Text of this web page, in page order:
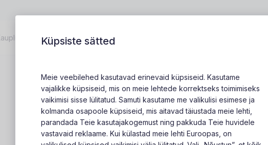
MaciPadiPhone WatchAirPods
Küpsiste sätted
Meie veebilehed kasutavad erinevaid küpsiseid. Kasutame
vajalikke küpsiseid, mis on meie lehtede korrektseks toimimiseks
vaikimisi sisse lülitatud. Samuti kasutame me valikulisi esimese ja
kolmanda osapoole küpsiseid, mis aitavad täiustada meie lehti,
parandada Teie kasutajakogemust ning pakkuda Teie huvidele
vastavaid reklaame. Kui külastad meie lehti Euroopas, on